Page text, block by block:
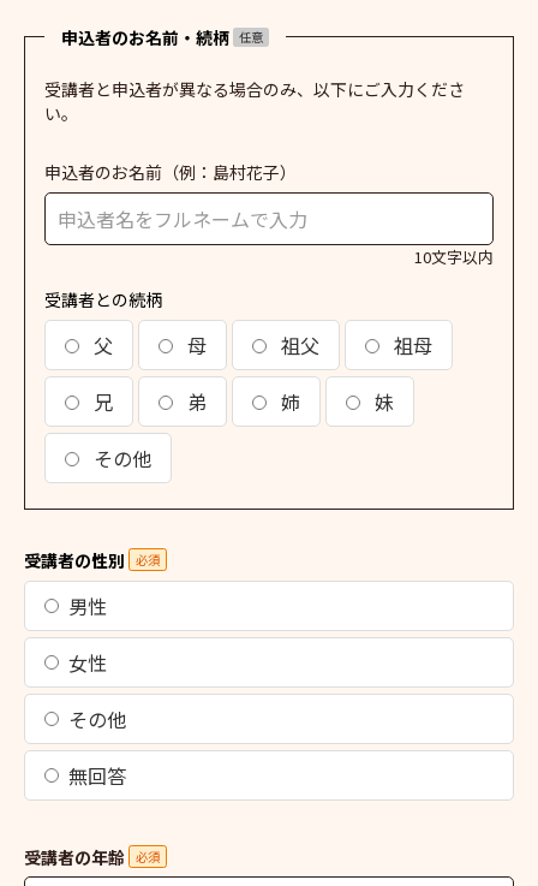
申込者のお名前・続柄 任意
受講者と申込者が異なる場合のみ、以下にご入力くださ
い。
申込者のお名前 （例：島村花子）
10文字以内
受講者との続柄
父 母 祖父
祖母
兄
弟 姉
妹
その他
受講者の性別 必須
男性
女性
その他
無回答
受講者の年齢 必須